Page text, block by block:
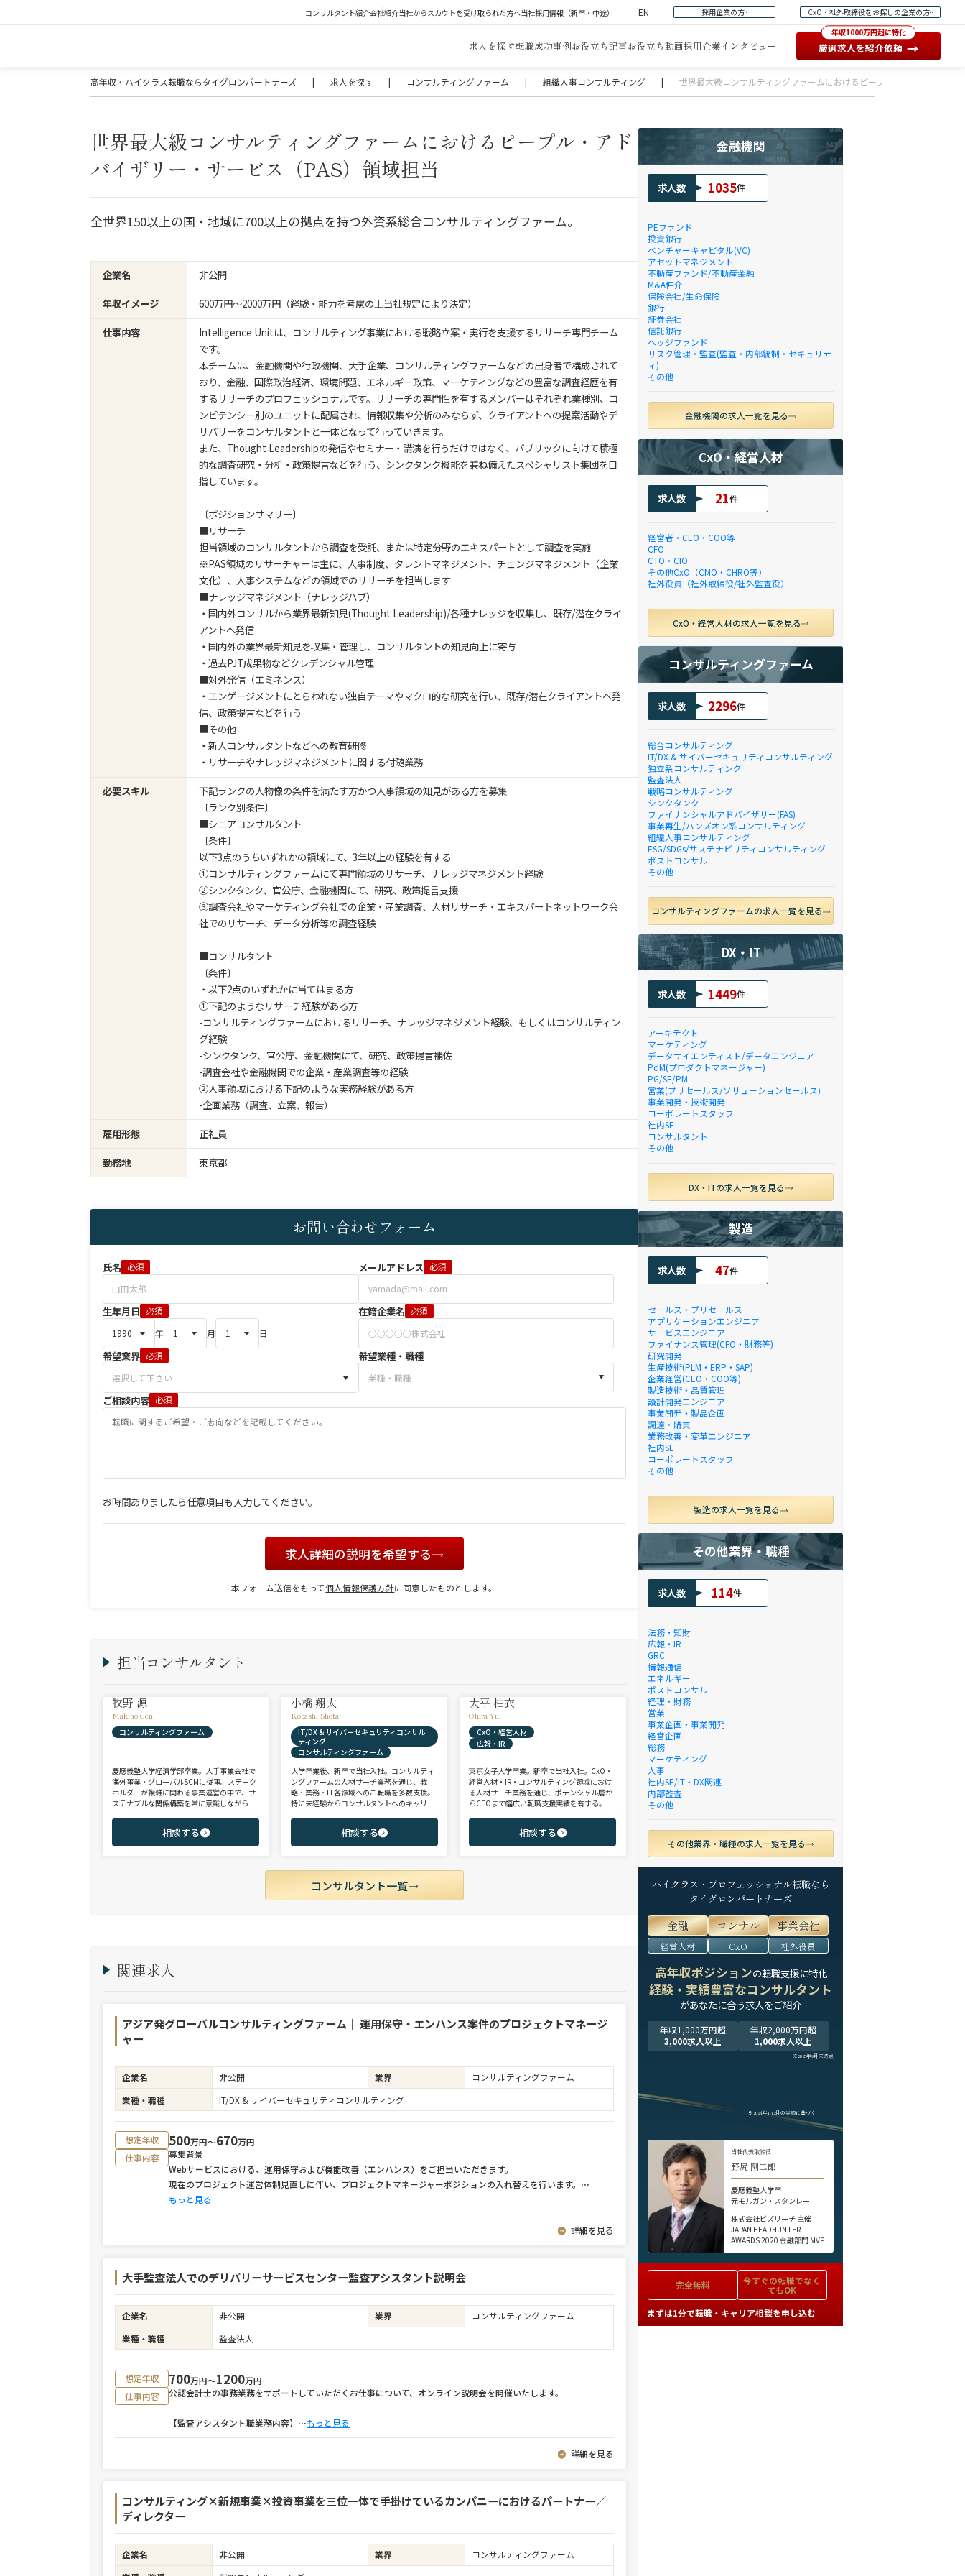
コンサルタント紹介会社紹介当社からスカウトを受け取られた方へ当社採用情報（新卒・中途） EN 採用企業の方 CxO・社外取締役をお探しの企業の方
求人を探す転職成功事例お役立ち記事お役立ち動画採用企業インタビュー
年収1000万円超に特化
厳選求人を紹介依頼 →
高年収・ハイクラス転職ならタイグロンパートナーズ | 求人を探す | コンサルティングファーム | 組織人事コンサルティング | 世界最大級コンサルティングファームにおけるピープル・アドバイザリー
世界最大級コンサルティングファームにおけるピープル・アド
バイザリー・サービス（PAS）領域担当
全世界150以上の国・地域に700以上の拠点を持つ外資系総合コンサルティングファーム。
企業名
非公開
年収イメージ
600万円〜2000万円（経験・能力を考慮の上当社規定により決定）
仕事内容
Intelligence Unitは、コンサルティング事業における戦略立案・実行を支援するリサーチ専門チーム
です。
本チームは、金融機関や行政機関、大手企業、コンサルティングファームなどの出身者で構成されて
おり、金融、国際政治経済、環境問題、エネルギー政策、マーケティングなどの豊富な調査経歴を有
するリサーチのプロフェッショナルです。リサーチの専門性を有するメンバーはそれぞれ業種別、コ
ンピテンシー別のユニットに配属され、情報収集や分析のみならず、クライアントへの提案活動やデ
リバリーをコンサルタントと一体となって行っていきます。
また、Thought Leadershipの発信やセミナー・講演を行うだけではなく、パブリックに向けて積極
的な調査研究・分析・政策提言などを行う、シンクタンク機能を兼ね備えたスペシャリスト集団を目
指しています。
〔ポジションサマリー〕
■リサーチ
担当領域のコンサルタントから調査を受託、または特定分野のエキスパートとして調査を実施
※PAS領域のリサーチャーは主に、人事制度、タレントマネジメント、チェンジマネジメント（企業
文化）、人事システムなどの領域でのリサーチを担当します
■ナレッジマネジメント（ナレッジハブ）
・国内外コンサルから業界最新知見(Thought Leadership)/各種ナレッジを収集し、既存/潜在クライ
アントへ発信
・国内外の業界最新知見を収集・管理し、コンサルタントの知見向上に寄与
・過去PJT成果物などクレデンシャル管理
■対外発信（エミネンス）
・エンゲージメントにとらわれない独自テーマやマクロ的な研究を行い、既存/潜在クライアントへ発
信、政策提言などを行う
■その他
・新人コンサルタントなどへの教育研修
・リサーチやナレッジマネジメントに関する付随業務
必要スキル
下記ランクの人物像の条件を満たす方かつ人事領域の知見がある方を募集
〔ランク別条件〕
■シニアコンサルタント
〔条件〕
以下3点のうちいずれかの領域にて、3年以上の経験を有する
①コンサルティングファームにて専門領域のリサーチ、ナレッジマネジメント経験
②シンクタンク、官公庁、金融機関にて、研究、政策提言支援
③調査会社やマーケティング会社での企業・産業調査、人材リサーチ・エキスパートネットワーク会
社でのリサーチ、データ分析等の調査経験
■コンサルタント
〔条件〕
・以下2点のいずれかに当てはまる方
①下記のようなリサーチ経験がある方
-コンサルティングファームにおけるリサーチ、ナレッジマネジメント経験、もしくはコンサルティン
グ経験
-シンクタンク、官公庁、金融機関にて、研究、政策提言補佐
-調査会社や金融機関での企業・産業調査等の経験
②人事領域における下記のような実務経験がある方
-企画業務（調査、立案、報告）
雇用形態
正社員
勤務地
東京都
お問い合わせフォーム
氏名 必須 メールアドレス 必須
生年月日 必須
年
月 日
在籍企業名 必須
希望業界 必須 希望業種・職種
ご相談内容 必須
お時間ありましたら任意項目も入力してください。
求人詳細の説明を希望する
本フォーム送信をもって個人情報保護方針に同意したものとします。
担当コンサルタント
牧野 源
Makino Gen
コンサルティングファーム
慶應義塾大学経済学部卒業。大手事業会社で
海外事業・グローバルSCMに従事。ステーク
ホルダーが複雑に関わる事業運営の中で、サ
ステナブルな関係構築を常に意識しながら意
商社、投資銀行、大手事業会社を始めとする
幅広い領域で、若手～エグゼクティブまでご
相談する
小橋 翔太
Kobashi Shota
IT/DX & サイバーセキュリティコンサル
ティング
コンサルティングファーム
大学卒業後、新卒で当社入社。コンサルティ
ングファームの人材サーチ業務を通じ、戦
略・業務・IT各領域へのご転職を多数支援。
特に未経験からコンサルタントへのキャリア
ご志向と市場動向を踏まえ最適なキャリアを
ご提案させていただきます。
相談する
大平 柚衣
Ohira Yui
CxO・経営人材
広報・IR
東京女子大学卒業。新卒で当社入社。CxO・
経営人材・IR・コンサルティング領域におけ
る人材サーチ業務を通じ、ポテンシャル層か
らCEOまで幅広い転職支援実績を有する。コ
領域を中心に担当。未経験・ポテンシャル層
からミドル・ハイクラス層まで、年代・職階
相談する
コンサルタント一覧
関連求人
アジア発グローバルコンサルティングファーム｜ 運用保守・エンハンス案件のプロジェクトマネージ
ャー
企業名 非公開 業界
コンサルティングファーム
業種・職種
IT/DX & サイバーセキュリティコンサルティング
想定年収 500万円〜670万円
仕事内容
募集背景
Webサービスにおける、運用保守および機能改善（エンハンス）をご担当いただきます。
現在のプロジェクト運営体制見直しに伴い、プロジェクトマネージャーポジションの入れ替えを行います。 ⋯
もっと見る
詳細を見る
大手監査法人でのデリバリーサービスセンター監査アシスタント説明会
企業名 非公開 業界
コンサルティングファーム
業種・職種
監査法人
想定年収 700万円〜1200万円
仕事内容
公認会計士の事務業務をサポートしていただくお仕事について、オンライン説明会を開催いたします。
【監査アシスタント職業務内容】 ⋯もっと見る
詳細を見る
コンサルティング×新規事業×投資事業を三位一体で手掛けているカンパニーにおけるパートナー／
ディレクター
企業名 非公開 業界
コンサルティングファーム
金融機関
求人数 1035件
PEファンド
投資銀行
ベンチャーキャピタル(VC)
アセットマネジメント
不動産ファンド/不動産金融
M&A仲介
保険会社/生命保険
銀行
証券会社
信託銀行
ヘッジファンド
リスク管理・監査(監査・内部統制・セキュリテ
ィ)
その他
金融機関の求人一覧を見る
CxO・経営人材
求人数 21件
経営者・CEO・COO等
CFO
CTO・CIO
その他CxO（CMO・CHRO等）
社外役員（社外取締役/社外監査役）
CxO・経営人材の求人一覧を見る
コンサルティングファーム
求人数 2296件
総合コンサルティング
IT/DX & サイバーセキュリティコンサルティング
独立系コンサルティング
監査法人
戦略コンサルティング
シンクタンク
ファイナンシャルアドバイザリー(FAS)
事業再生/ハンズオン系コンサルティング
組織人事コンサルティング
ESG/SDGs/サステナビリティコンサルティング
ポストコンサル
その他
コンサルティングファームの求人一覧を見る
DX・IT
求人数 1449件
アーキテクト
マーケティング
データサイエンティスト/データエンジニア
PdM(プロダクトマネージャー)
PG/SE/PM
営業(プリセールス/ソリューションセールス)
事業開発・技術開発
コーポレートスタッフ
社内SE
コンサルタント
その他
DX・ITの求人一覧を見る
製造
求人数 47件
セールス・プリセールス
アプリケーションエンジニア
サービスエンジニア
ファイナンス管理(CFO・財務等)
研究開発
生産技術(PLM・ERP・SAP)
企業経営(CEO・COO等)
製造技術・品質管理
設計開発エンジニア
事業開発・製品企画
調達・購買
業務改善・変革エンジニア
社内SE
コーポレートスタッフ
その他
製造の求人一覧を見る
その他業界・職種
求人数 114件
法務・知財
広報・IR
GRC
情報通信
エネルギー
ポストコンサル
経理・財務
営業
事業企画・事業開発
経営企画
総務
マーケティング
人事
社内SE/IT・DX関連
内部監査
その他
その他業界・職種の求人一覧を見る
ハイクラス・プロフェッショナル転職なら
タイグロンパートナーズ
金融 コンサル 事業会社
経営人材 CxO 社外役員
高年収ポジションの転職支援に特化
経験・実績豊富なコンサルタント
があなたに合う求人をご紹介
年収1,000万円超
3,000求人以上
年収2,000万円超
1,000求人以上
※2025年9月末時点
※2024年1-12月の実績に基づく
当社代表取締役
野尻 剛二郎
慶應義塾大学卒
元モルガン・スタンレー
株式会社ビズリーチ 主催
JAPAN HEADHUNTER
AWARDS 2020 金融部門 MVP
完全無料 今すぐの転職でなく
てもOK
まずは1分で転職・キャリア相談を申し込む